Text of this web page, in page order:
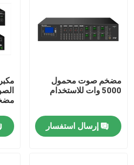
أشرطة فيديو
جولة في المعمل
رقابة جودة
مضخم صوت محمول
5000 وات للاستخدام
إرسال استفسار